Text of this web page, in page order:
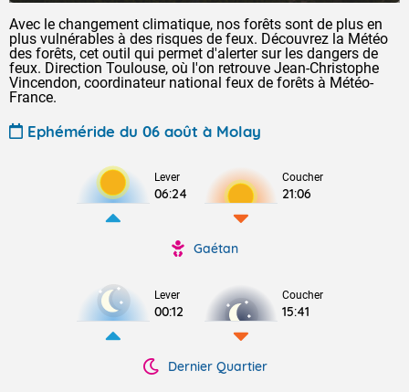
Avec le changement climatique, nos forêts sont de plus en
plus vulnérables à des risques de feux. Découvrez la Météo
des forêts, cet outil qui permet d'alerter sur les dangers de
feux. Direction Toulouse, où l'on retrouve Jean-Christophe
Vincendon, coordinateur national feux de forêts à Météo-
France.
Ephéméride du 06 août à Molay
Lever
06:24
Coucher
21:06
Gaétan
Lever
00:12
Coucher
15:41
Dernier Quartier